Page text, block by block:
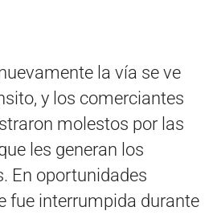
la vía se ve
y los comerciantes
molestos por las
les generan los
En oportunidades
fue interrumpida durante